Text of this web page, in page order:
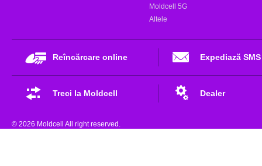
Moldcell 5G
Altele
Reîncărcare online Expediază SMS
Treci la Moldcell Dealer
© 2026 Moldcell All right reserved.